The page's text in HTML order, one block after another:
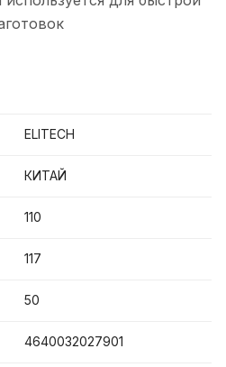
ELITECH
КИТАЙ
110
117
50
4640032027901